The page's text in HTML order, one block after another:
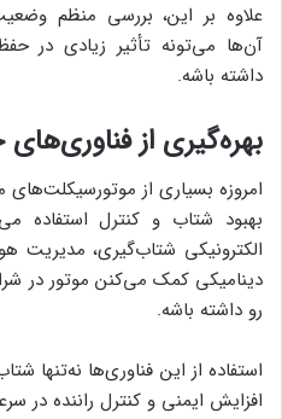
علاوه بر این، بررسی منظم
آن‌ها می‌تونه تأثیر زیادی در
داشته باشه.
بهره‌گیری از
امروزه بسیاری از موتورسیکلت‌های
بهبود شتاب و کنترل استفاده
الکترونیکی شتاب‌گیری، مدیریت
دینامیکی کمک می‌کنن موتور در
رو داشته باشه.
استفاده از این فناوری‌ها نه‌تنها
افزایش ایمنی و کنترل راننده در